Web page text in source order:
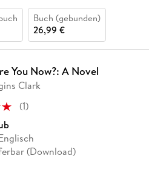
Buch (gebunden)
26,99 €
You Now?: A Novel
Clark
(1)
(Download)